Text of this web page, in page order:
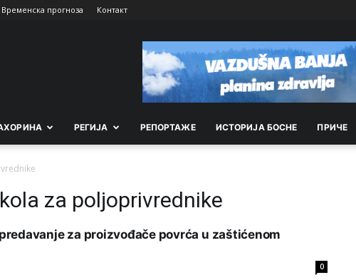
Временска прогноза Контакт
РEГИЈА РEПОРТАЖE ИСТОРИЈА БОСНЕ ПРИЧЕ
za poljoprivrednike
za proizvođače povrća u zaštićenom
0